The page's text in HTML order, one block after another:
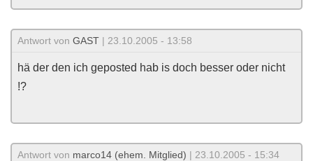
Antwort von GAST | 23.10.2005 - 13:58
hä der den ich geposted hab is doch besser oder nicht
!?
Antwort von marco14 (ehem. Mitglied) | 23.10.2005 - 15:34